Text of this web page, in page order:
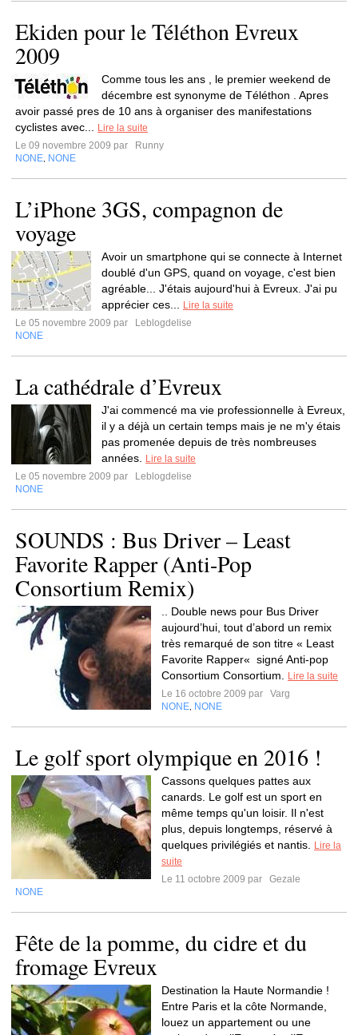
Ekiden pour le Téléthon Evreux
2009
Comme tous les ans , le premier weekend de
décembre est synonyme de Téléthon . Apres
avoir passé pres de 10 ans à organiser des manifestations
cyclistes avec...
Lire la suite
Le 09 novembre 2009 par
Runny
NONE NONE
L’iPhone 3GS, compagnon de
voyage
Avoir un smartphone qui se connecte à Internet
doublé d'un GPS, quand on voyage, c'est bien
agréable... J'étais aujourd'hui à Evreux. J'ai pu
apprécier ces...
Lire la suite
Le 05 novembre 2009 par
Leblogdelise
NONE
La cathédrale d’Evreux
J'ai commencé ma vie professionnelle à Evreux,
il y a déjà un certain temps mais je ne m'y étais
pas promenée depuis de très nombreuses
années.
Lire la suite
Le 05 novembre 2009 par
Leblogdelise
NONE
SOUNDS : Bus Driver – Least
Favorite Rapper (Anti-Pop
Consortium Remix)
.. Double news pour Bus Driver
aujourd’hui, tout d’abord un remix
très remarqué de son titre « Least
Favorite Rapper« signé Anti-pop
Consortium Consortium.
Lire la suite
Le 16 octobre 2009 par
Varg
NONE NONE
Le golf sport olympique en 2016 !
Cassons quelques pattes aux
canards. Le golf est un sport en
même temps qu'un loisir. Il n'est
plus, depuis longtemps, réservé à
quelques privilégiés et nantis.
Lire la
suite
Le 11 octobre 2009 par
Gezale
NONE
Fête de la pomme, du cidre et du
fromage Evreux
Destination la Haute Normandie !
Entre Paris et la côte Normande,
louez un appartement ou une